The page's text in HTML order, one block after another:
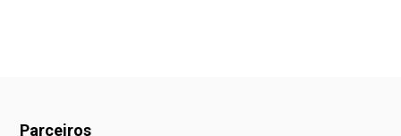
Parceiros